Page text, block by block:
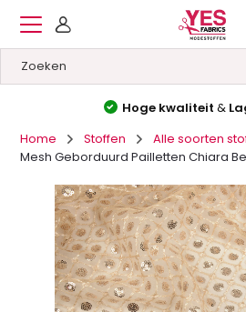
Hoge kwaliteit &
Home
Stoffen
Alle soorten
Mesh Geborduurd Pailletten Chiara